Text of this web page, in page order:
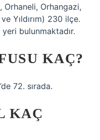
Orhaneli, Orhangazi,
Yıldırım) 230 ilçe.
bulunmaktadır.
KAÇ?
72. sırada.
KAÇ